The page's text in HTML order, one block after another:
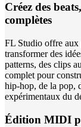
Créez des
complètes
FL Studio offre aux
transformer des
patterns, des clips
complet pour
hip-hop, de la pop,
expérimentaux du
Édition MIDI